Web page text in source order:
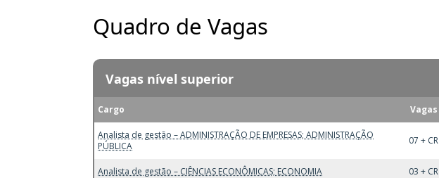
Quadro de Vagas
Vagas nível superior
Cargo Vagas
Analista de gestão – ADMINISTRAÇÃO DE EMPRESAS; ADMINISTRAÇÃO
PÚBLICA
07 + CR
Analista de gestão – CIÊNCIAS ECONÔMICAS; ECONOMIA 03 + CR